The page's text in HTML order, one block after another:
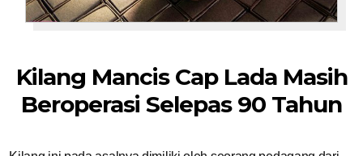
Kilang Mancis Cap Lada Masih
Beroperasi Selepas 90 Tahun